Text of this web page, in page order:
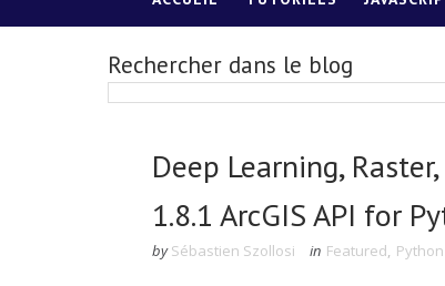
Rechercher dans le blog
Deep Learning,
1.8.1 ArcGIS API for
by Sébastien Szollosi in Featured, Python